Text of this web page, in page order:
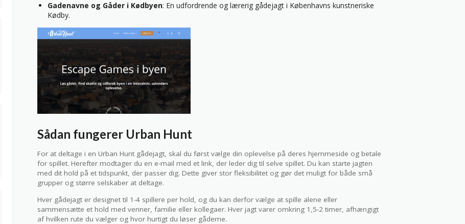
Gadenavne og Gåder i Kødbyen: En udfordrende og lærerig gådejagt i Københavns kunstneriske
Kødby.
Sådan fungerer Urban Hunt
For at deltage i en Urban Hunt gådejagt, skal du først vælge din oplevelse på deres hjemmeside og betale
for spillet. Herefter modtager du en e-mail med et link, der leder dig til selve spillet. Du kan starte jagten
med dit hold på et tidspunkt, der passer dig. Dette giver stor fleksibilitet og gør det muligt for både små
grupper og større selskaber at deltage.
Hver gådejagt er designet til 1-4 spillere per hold, og du kan derfor vælge at spille alene eller
sammensætte et hold med venner, familie eller kollegaer. Hver jagt varer omkring 1,5-2 timer, afhængigt
af hvilken rute du vælger og hvor hurtigt du løser gåderne.